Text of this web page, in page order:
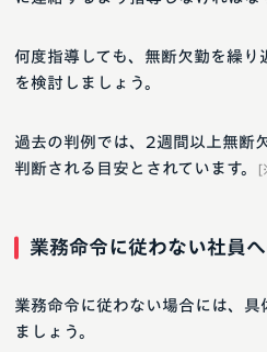
何度指導しても、無断欠勤を繰り
を検討しましょう。
過去の判例では、2週間以上無断
判断される目安とされています。
業務命令に従わない社員
業務命令に従わない場合には、
ましょう。